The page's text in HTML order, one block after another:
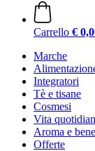
Carrello €
Marche
Integratori
Tè e tisane
Cosmesi
Vita
Aroma e
Offerte